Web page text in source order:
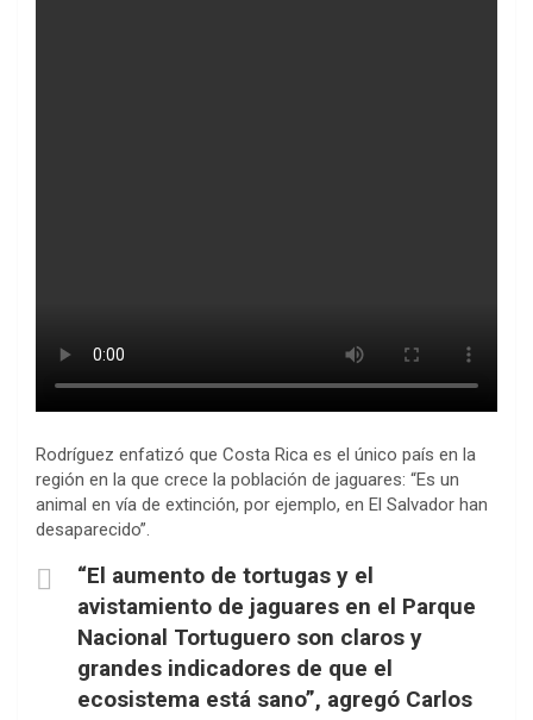
Rodríguez enfatizó que Costa Rica es el único país en la
región en la que crece la población de jaguares: “Es un
animal en vía de extinción, por ejemplo, en El Salvador han
desaparecido”.
“El aumento de tortugas y el
avistamiento de jaguares en el Parque
Nacional Tortuguero son claros y
grandes indicadores de que el
ecosistema está sano”, agregó Carlos